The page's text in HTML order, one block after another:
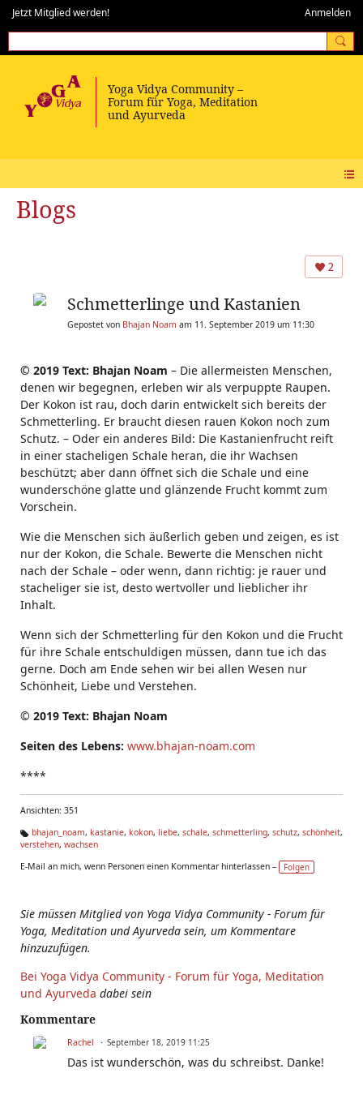
Jetzt Mitglied werden! Anmelden
Blogs
2
Schmetterlinge und Kastanien
Gepostet von Bhajan Noam am 11. September 2019 um 11:30
© 2019 Text: Bhajan Noam – Die allermeisten Menschen,
denen wir begegnen, erleben wir als verpuppte Raupen.
Der Kokon ist rau, doch darin entwickelt sich bereits der
Schmetterling. Er braucht diesen rauen Kokon noch zum
Schutz. – Oder ein anderes Bild: Die Kastanienfrucht reift
in einer stacheligen Schale heran, die ihr Wachsen
beschützt; aber dann öffnet sich die Schale und eine
wunderschöne glatte und glänzende Frucht kommt zum
Vorschein.
Wie die Menschen sich äußerlich geben und zeigen, es ist
nur der Kokon, die Schale. Bewerte die Menschen nicht
nach der Schale – oder wenn, dann richtig: je rauer und
stacheliger sie ist, desto wertvoller und lieblicher ihr
Inhalt.
Wenn sich der Schmetterling für den Kokon und die Frucht
für ihre Schale entschuldigen müssen, dann tue ich das
gerne. Doch am Ende sehen wir bei allen Wesen nur
Schönheit, Liebe und Verstehen.
© 2019 Text: Bhajan Noam
Seiten des Lebens: www.bhajan-noam.com
****
Ansichten: 351
Ta
s:
bhajan_noam, kastanie, kokon, liebe, schale, schmetterling, schutz, schönheit,
verstehen, wachsen
E-Mail an mich, wenn Personen einen Kommentar hinterlassen –
Folgen
Sie müssen Mitglied von Yoga Vidya Community - Forum für
Yoga, Meditation und Ayurveda sein, um Kommentare
hinzuzufügen.
Bei Yoga Vidya Community - Forum für Yoga, Meditation
und Ayurveda dabei sein
Kommentare
Rachel September 18, 2019 11:25
Das ist wunderschön, was du schreibst. Danke!